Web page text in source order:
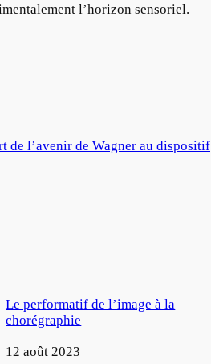
l’horizon sensoriel.
de l’avenir de Wagner au dispositif
Le performatif de l’image à la
chorégraphie
Date
12 août 2023